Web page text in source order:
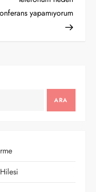
yapamıyorum
ARA